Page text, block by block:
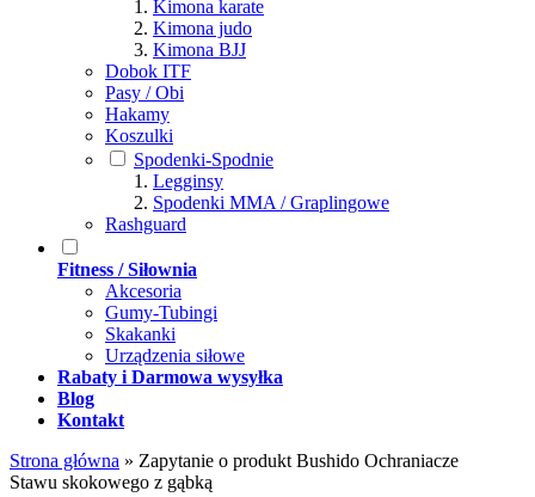
Kimona karate
Kimona judo
Kimona BJJ
Dobok ITF
Pasy / Obi
Hakamy
Koszulki
Spodenki-Spodnie
Legginsy
Spodenki MMA / Graplingowe
Rashguard
Fitness / Siłownia
Akcesoria
Gumy-Tubingi
Skakanki
Urządzenia siłowe
Rabaty i Darmowa wysyłka
Blog
Kontakt
Strona główna » Zapytanie o produkt Bushido Ochraniacze
Stawu skokowego z gąbką